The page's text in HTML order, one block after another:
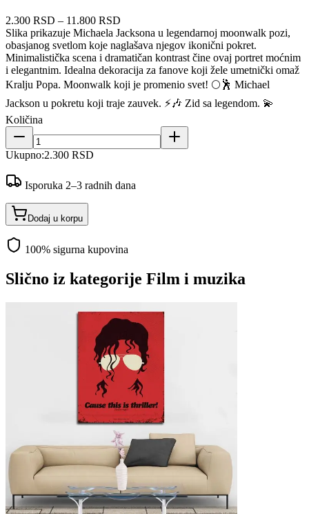
2.300 RSD – 11.800 RSD
Slika prikazuje Michaela Jacksona u legendarnoj moonwalk pozi,
obasjanog svetlom koje naglašava njegov ikonični pokret.
Minimalistička scena i dramatičan kontrast čine ovaj portret moćnim
i elegantnim. Idealna dekoracija za fanove koji žele umetnički omaž
Kralju Popa. Moonwalk koji je promenio svet! 🌕🕺 Michael
Jackson u pokretu koji traje zauvek. ⚡🎶 Zid sa legendom. 💫
Količina
Ukupno:2.300 RSD
Isporuka 2–3 radnih dana
Dodaj u korpu
100% sigurna kupovina
Slično iz kategorije Film i muzika